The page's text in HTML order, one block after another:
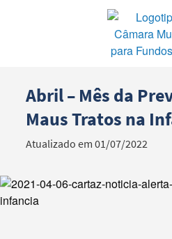
Termo de Pesquisa
Categorias gerais
Abril – Mês da
Maus Tratos na
Atualizado em 01/07/2022